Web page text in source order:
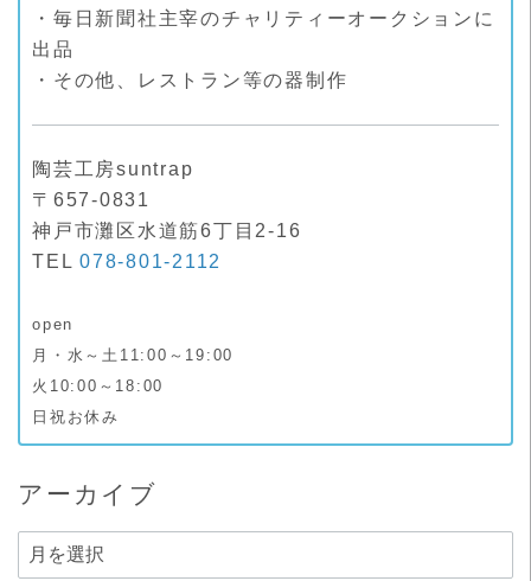
・毎日新聞社主宰のチャリティーオークションに
出品
・その他、レストラン等の器制作
陶芸工房suntrap
〒657-0831
神戸市灘区水道筋6丁目2-16
TEL078-801-2112
open
月・水～土11:00～19:00
火10:00～18:00
日祝お休み
アーカイブ
ア